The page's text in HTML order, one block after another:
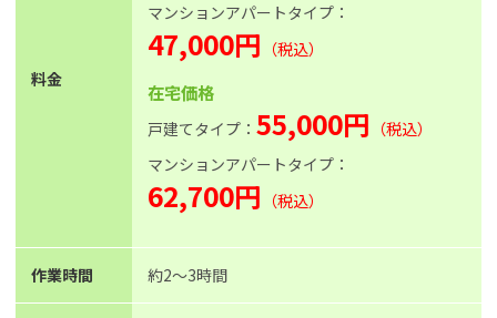
料金
マンションアパートタイプ：
47,000円 （税込）
在宅価格
戸建てタイプ： 55,000円 （税込）
マンションアパートタイプ：
62,700円 （税込）
作業時間 約2〜3時間